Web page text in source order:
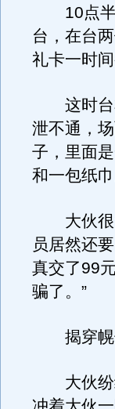
10点半
台，在台
礼卡一时
这时台右
泄不通，
子，里面
和一包纸巾
大伙很
员居然还
真交了99
骗了。”
揭穿幌
大伙纷